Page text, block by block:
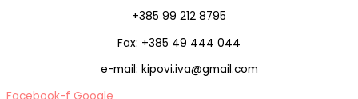
+385 99 212 8795
Fax: +385 49 444 044
e-mail: kipovi.iva@gmail.com